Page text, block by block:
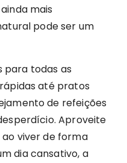
mais
pode ser um
para todas as
até pratos
de refeições
Aproveite
viver de forma
dia cansativo, a